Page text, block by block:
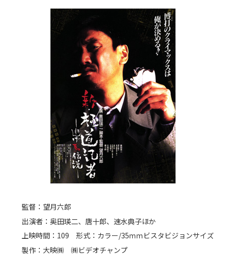
監督：望月六郎
出演者：奥田瑛二、唐十郎、速水典子ほか
上映時間：109 形式：カラー/35ｍｍビスタビジョンサイズ
製作：大映㈱ ㈱ビデオチャンプ